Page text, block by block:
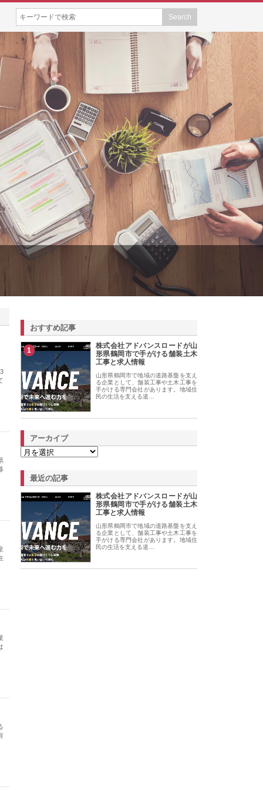
おすすめ記事
1
株式会社アドバンスロードが山
形県鶴岡市で手がける舗装土木
工事と求人情報
山形県鶴岡市で地域の道路基盤を支え
る企業として、舗装工事や土木工事を
手がける専門会社があります。地域住
民の生活を支える道…
アーカイブ
最近の記事
株式会社アドバンスロードが山
形県鶴岡市で手がける舗装土木
工事と求人情報
山形県鶴岡市で地域の道路基盤を支え
る企業として、舗装工事や土木工事を
手がける専門会社があります。地域住
民の生活を支える道…